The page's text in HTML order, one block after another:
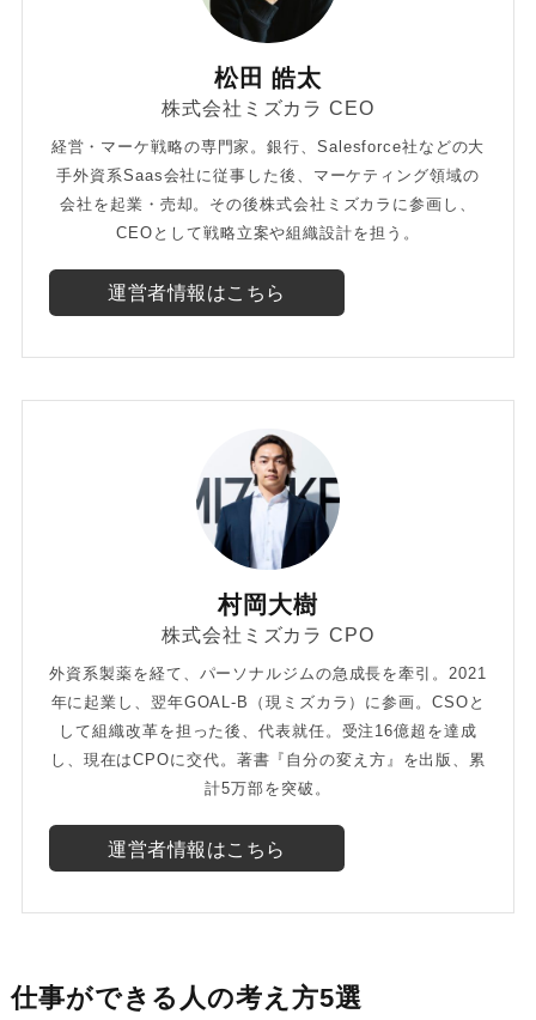
松田 皓太
株式会社ミズカラ CEO
経営・マーケ戦略の専門家。銀行、Salesforce社などの大
手外資系Saas会社に従事した後、マーケティング領域の
会社を起業・売却。その後株式会社ミズカラに参画し、
CEOとして戦略立案や組織設計を担う。
運営者情報はこちら
村岡大樹
株式会社ミズカラ CPO
外資系製薬を経て、パーソナルジムの急成長を牽引。2021
年に起業し、翌年GOAL-B（現ミズカラ）に参画。CSOと
して組織改革を担った後、代表就任。受注16億超を達成
し、現在はCPOに交代。著書『自分の変え方』を出版、累
計5万部を突破。
運営者情報はこちら
仕事ができる人の考え方5選